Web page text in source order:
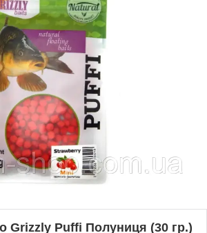
Grizzly Puffi Полуниця (30 гр.)